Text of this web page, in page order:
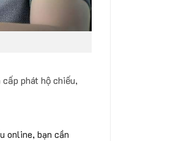
phát hộ chiếu,
online, bạn cần